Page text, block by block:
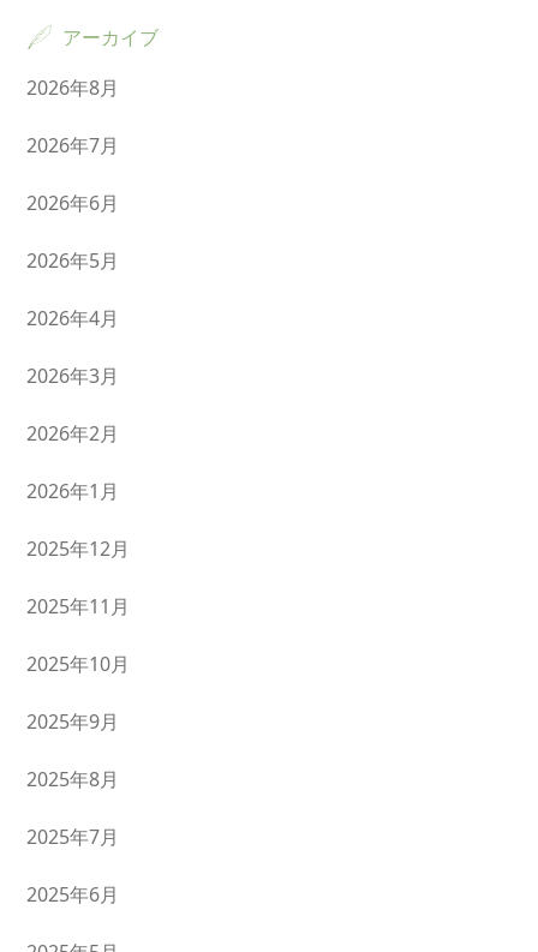
アーカイブ
2026年8月
2026年7月
2026年6月
2026年5月
2026年4月
2026年3月
2026年2月
2026年1月
2025年12月
2025年11月
2025年10月
2025年9月
2025年8月
2025年7月
2025年6月